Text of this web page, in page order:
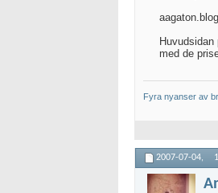
med de
Fyra nyanser av
2007-07-04,